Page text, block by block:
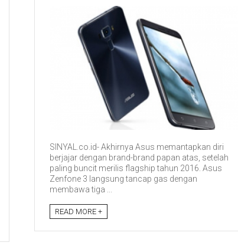
SINYAL.co.id- Akhirnya Asus memantapkan diri
berjajar dengan brand-brand papan atas, setelah
paling buncit merilis flagship tahun 2016. Asus
Zenfone 3 langsung tancap gas dengan
membawa tiga ...
READ MORE +